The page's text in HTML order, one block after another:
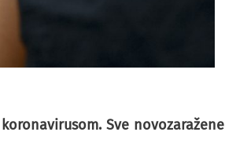
Sve novozaražene